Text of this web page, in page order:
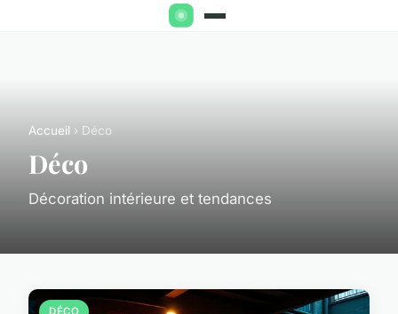
Accueil › Déco
Déco
Décoration intérieure et tendances
DÉCO